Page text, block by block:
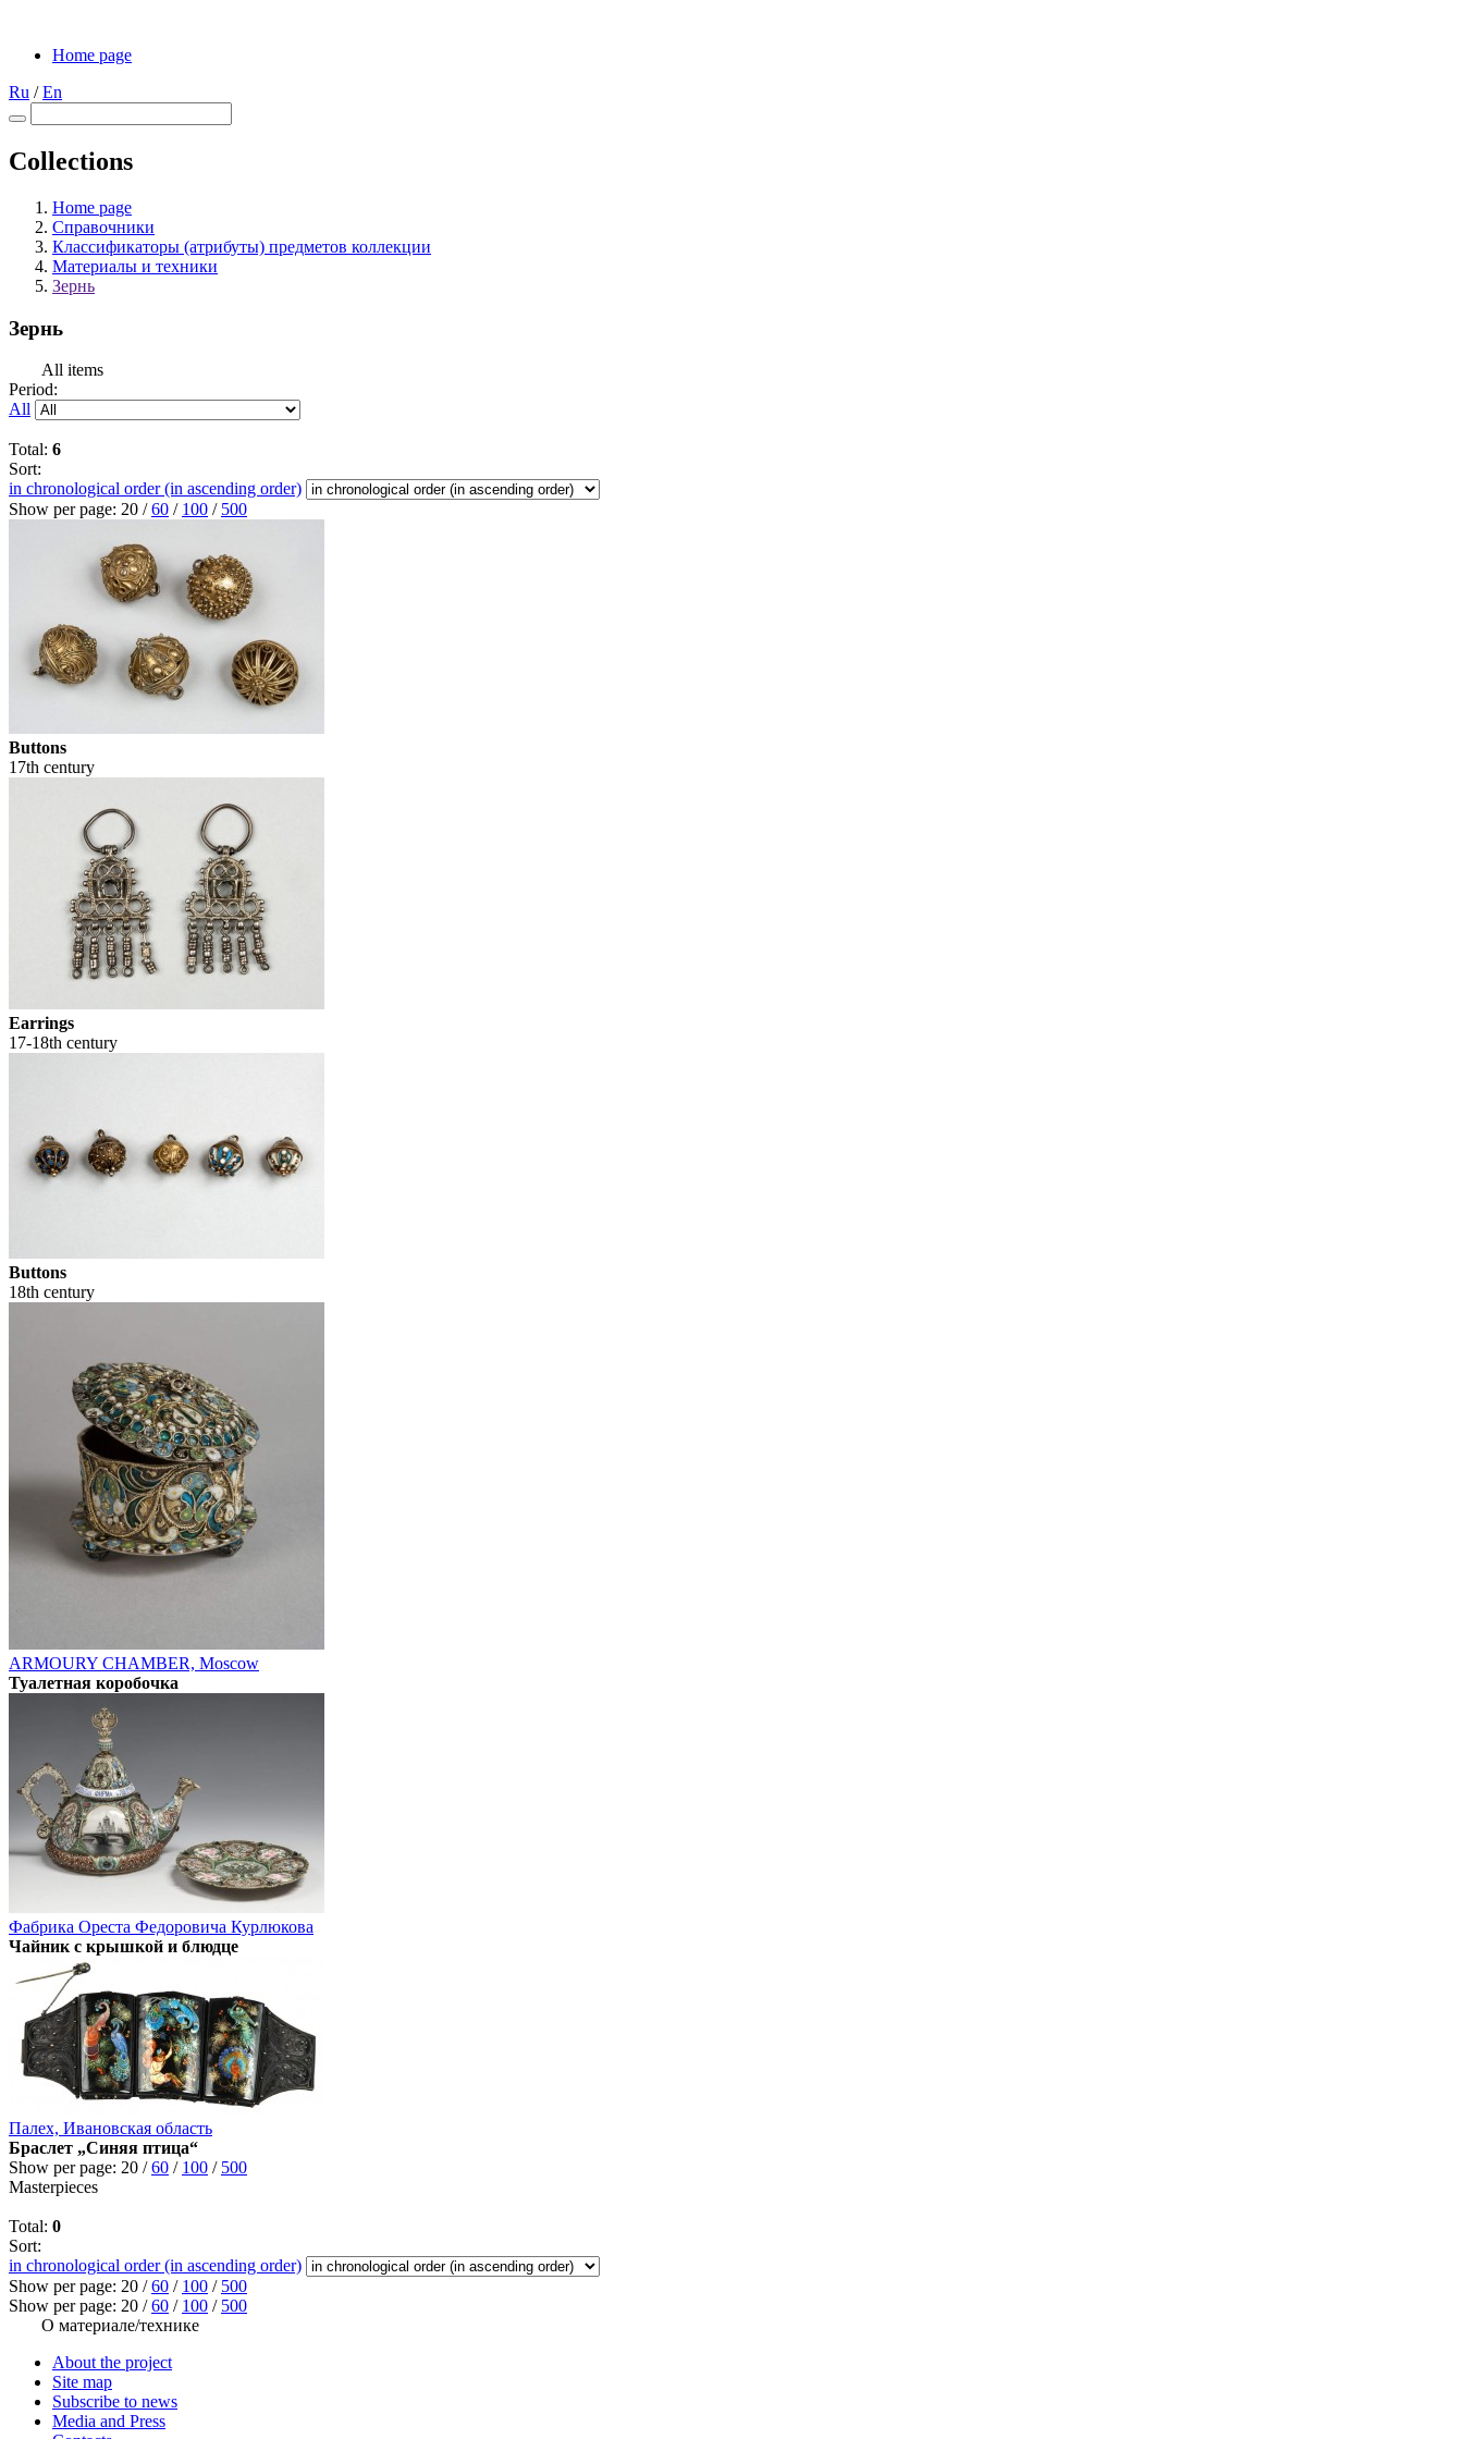
Home page
Ru /En
Collections
Home page
Справочники
Классификаторы (атрибуты) предметов коллекции
Материалы и техники
Зернь
Зернь
All items
Period:
All
Total: 6
Sort:
in chronological order (in ascending order)
Show per page: 20 /60 / 100 / 500
Buttons
17th century
Earrings
17-18th century
Buttons
18th century
ARMOURY CHAMBER, Moscow
Туалетная коробочка
Фабрика Ореста Федоровича Курлюкова
Чайник с крышкой и блюдце
Палех, Ивановская область
Браслет „Синяя птица“
Show per page: 20 /60 / 100 / 500
Masterpieces
Total: 0
Sort:
in chronological order (in ascending order)
Show per page: 20 /60 / 100 / 500
Show per page: 20 /60 / 100 / 500
О материале/технике
About the project
Site map
Subscribe to news
Media and Press